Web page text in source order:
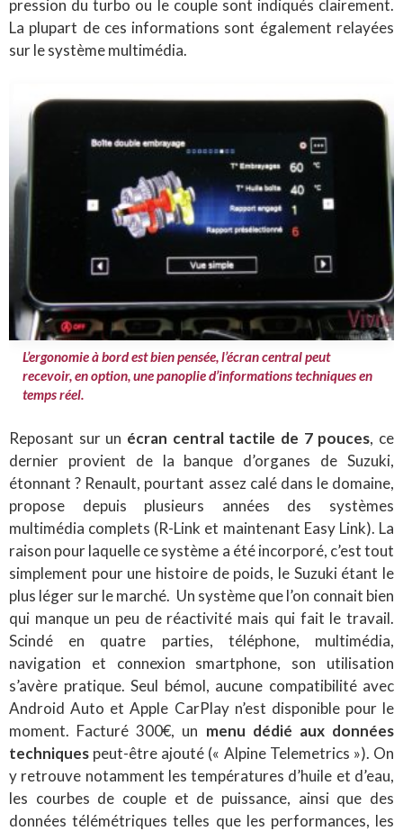
pression du turbo ou le couple sont indiqués clairement.
La plupart de ces informations sont également relayées
sur le système multimédia.
L’ergonomie à bord est bien pensée, l’écran central peut
recevoir, en option, une panoplie d’informations techniques en
temps réel.
Reposant sur un écran central tactile de 7 pouces, ce
dernier provient de la banque d’organes de Suzuki,
étonnant ? Renault, pourtant assez calé dans le domaine,
propose depuis plusieurs années des systèmes
multimédia complets (R-Link et maintenant Easy Link). La
raison pour laquelle ce système a été incorporé, c’est tout
simplement pour une histoire de poids, le Suzuki étant le
plus léger sur le marché. Un système que l’on connait bien
qui manque un peu de réactivité mais qui fait le travail.
Scindé en quatre parties, téléphone, multimédia,
navigation et connexion smartphone, son utilisation
s’avère pratique. Seul bémol, aucune compatibilité avec
Android Auto et Apple CarPlay n’est disponible pour le
moment. Facturé 300€, un menu dédié aux données
techniques peut-être ajouté (« Alpine Telemetrics »). On
y retrouve notamment les températures d’huile et d’eau,
les courbes de couple et de puissance, ainsi que des
données télémétriques telles que les performances, les